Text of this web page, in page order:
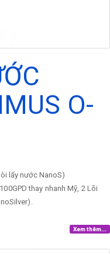
O-
lấy nước NanoS)
thay nhanh Mỹ, 2 Lõi
Xem thêm...